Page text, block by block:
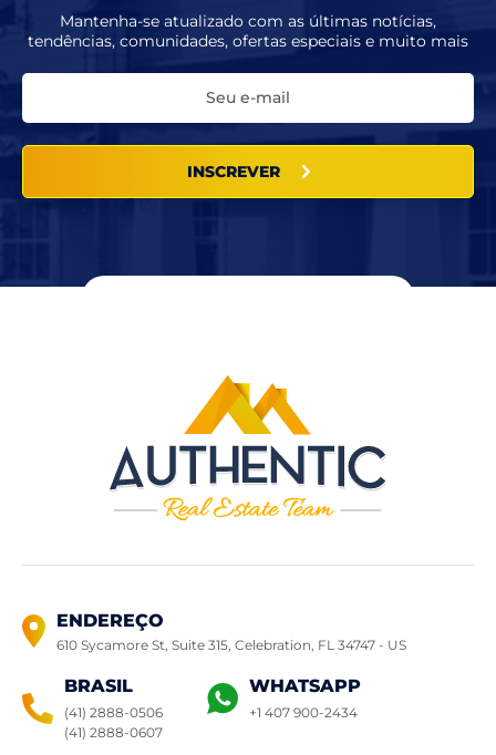
Mantenha-se atualizado com as últimas notícias,
tendências, comunidades, ofertas especiais e muito mais
INSCREVER
ENDEREÇO
610 Sycamore St, Suite 315, Celebration, FL 34747 - US
BRASIL
(41) 2888-0506
(41) 2888-0607
WHATSAPP
+1 407 900-2434